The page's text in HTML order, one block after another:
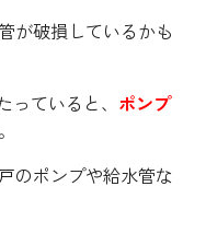
が破損しているかも
ていると、 ポンプ
のポンプや給水管な